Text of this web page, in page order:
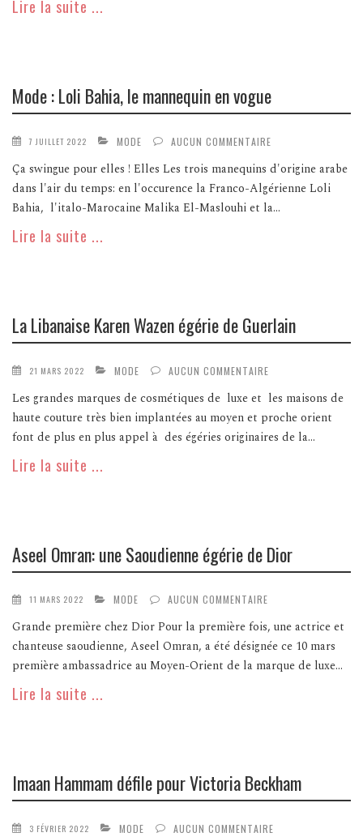
Lire la suite ...
Mode : Loli Bahia, le mannequin en vogue
7 JUILLET 2022 MODE AUCUN COMMENTAIRE
Ça swingue pour elles ! Elles Les trois manequins d'origine arabe
dans l'air du temps: en l'occurence la Franco-Algérienne Loli
Bahia, l'italo-Marocaine Malika El-Maslouhi et la...
Lire la suite ...
La Libanaise Karen Wazen égérie de Guerlain
21 MARS 2022 MODE AUCUN COMMENTAIRE
Les grandes marques de cosmétiques de luxe et les maisons de
haute couture très bien implantées au moyen et proche orient
font de plus en plus appel à des égéries originaires de la...
Lire la suite ...
Aseel Omran: une Saoudienne égérie de Dior
11 MARS 2022 MODE AUCUN COMMENTAIRE
Grande première chez Dior Pour la première fois, une actrice et
chanteuse saoudienne, Aseel Omran, a été désignée ce 10 mars
première ambassadrice au Moyen-Orient de la marque de luxe...
Lire la suite ...
Imaan Hammam défile pour Victoria Beckham
3 FÉVRIER 2022 MODE AUCUN COMMENTAIRE